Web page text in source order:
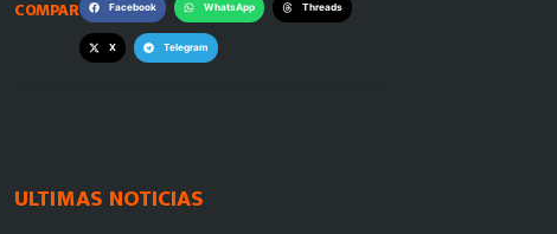
COMPARTE: Facebook WhatsApp Threads
X Telegram
ULTIMAS NOTICIAS